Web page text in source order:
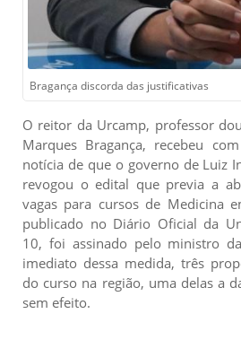
Bragança discorda das justificativas
O reitor da Urcamp, professor
Marques Bragança, recebeu
notícia de que o governo de Luiz
revogou o edital que previa a
vagas para cursos de Medicina
publicado no Diário Oficial da
10, foi assinado pelo ministro
imediato dessa medida, três
do curso na região, uma delas a
sem efeito.